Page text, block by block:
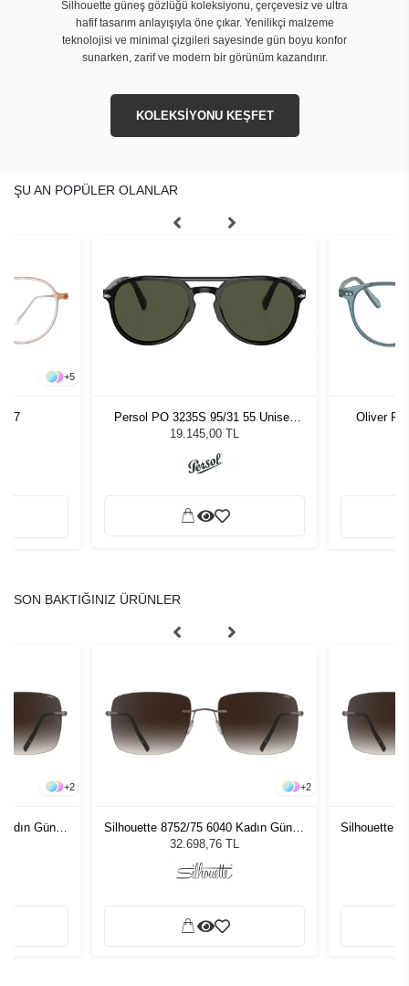
Silhouette güneş gözlüğü koleksiyonu, çerçevesiz ve ultra
hafif tasarım anlayışıyla öne çıkar. Yenilikçi malzeme
teknolojisi ve minimal çizgileri sayesinde gün boyu konfor
sunarken, zarif ve modern bir görünüm kazandırır.
KOLEKSİYONU KEŞFET
ŞU AN POPÜLER OLANLAR
+5
47
Persol PO 3235S 95/31 55 Unisex
Güneş Gözlüğü
19.145,00 TL
Oliver
SON BAKTIĞINIZ ÜRÜNLER
+2
Güneş
+2
Silhouette 8752/75 6040 Kadın Güneş
Gözlüğü
32.698,76 TL
Silhouette